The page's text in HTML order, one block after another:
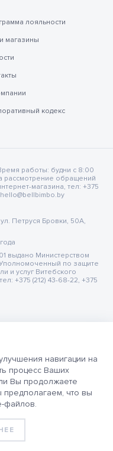
навигации на
процесс Ваших
Вы продолжаете
предполагаем, что вы
файлов.
лояльности
магазины
кодекс
работы: будни с 8:00
рассмотрение обращений
магазина, тел: +375
ул. Петруся Бровки, 50А,
выдано Министерством
по защите
и услуг Витебского
+375 (212) 43-68-22, +375